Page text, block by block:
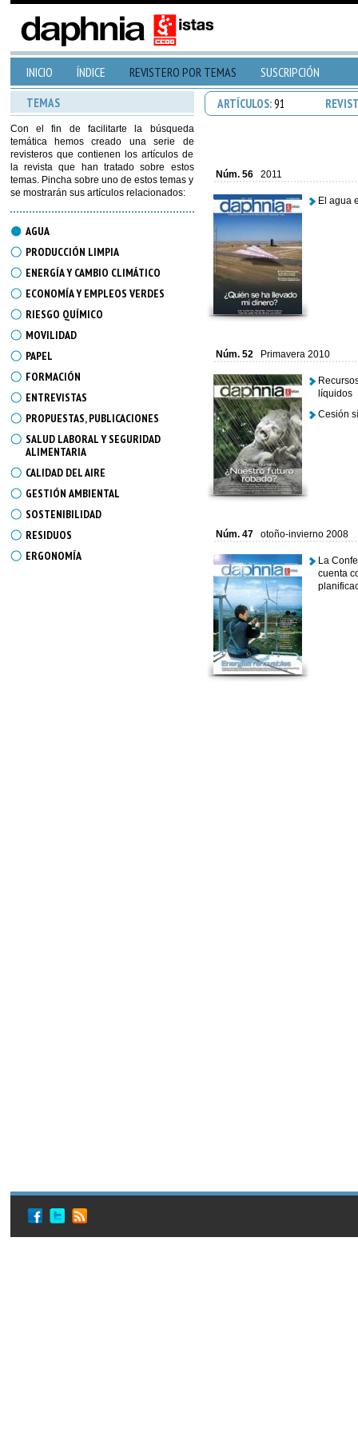
INICIO ÍNDICE REVISTERO POR TEMAS SUSCRIPCIÓN
TEMAS
Con el fin de facilitarte la búsqueda
temática hemos creado una serie de
revisteros que contienen los artículos de
la revista que han tratado sobre estos
temas. Pincha sobre uno de estos temas y
se mostrarán sus artículos relacionados:
AGUA
PRODUCCIÓN LIMPIA
ENERGÍA Y CAMBIO CLIMÁTICO
ECONOMÍA Y EMPLEOS VERDES
RIESGO QUÍMICO
MOVILIDAD
PAPEL
FORMACIÓN
ENTREVISTAS
PROPUESTAS, PUBLICACIONES
SALUD LABORAL Y SEGURIDAD
ALIMENTARIA
CALIDAD DEL AIRE
GESTIÓN AMBIENTAL
SOSTENIBILIDAD
RESIDUOS
ERGONOMÍA
ARTÍCULOS:91
Núm. 562011
El agua
Núm. 52Primavera 2010
líquidos
Cesión
Núm. 47otoño-invierno 2008
La
cuenta